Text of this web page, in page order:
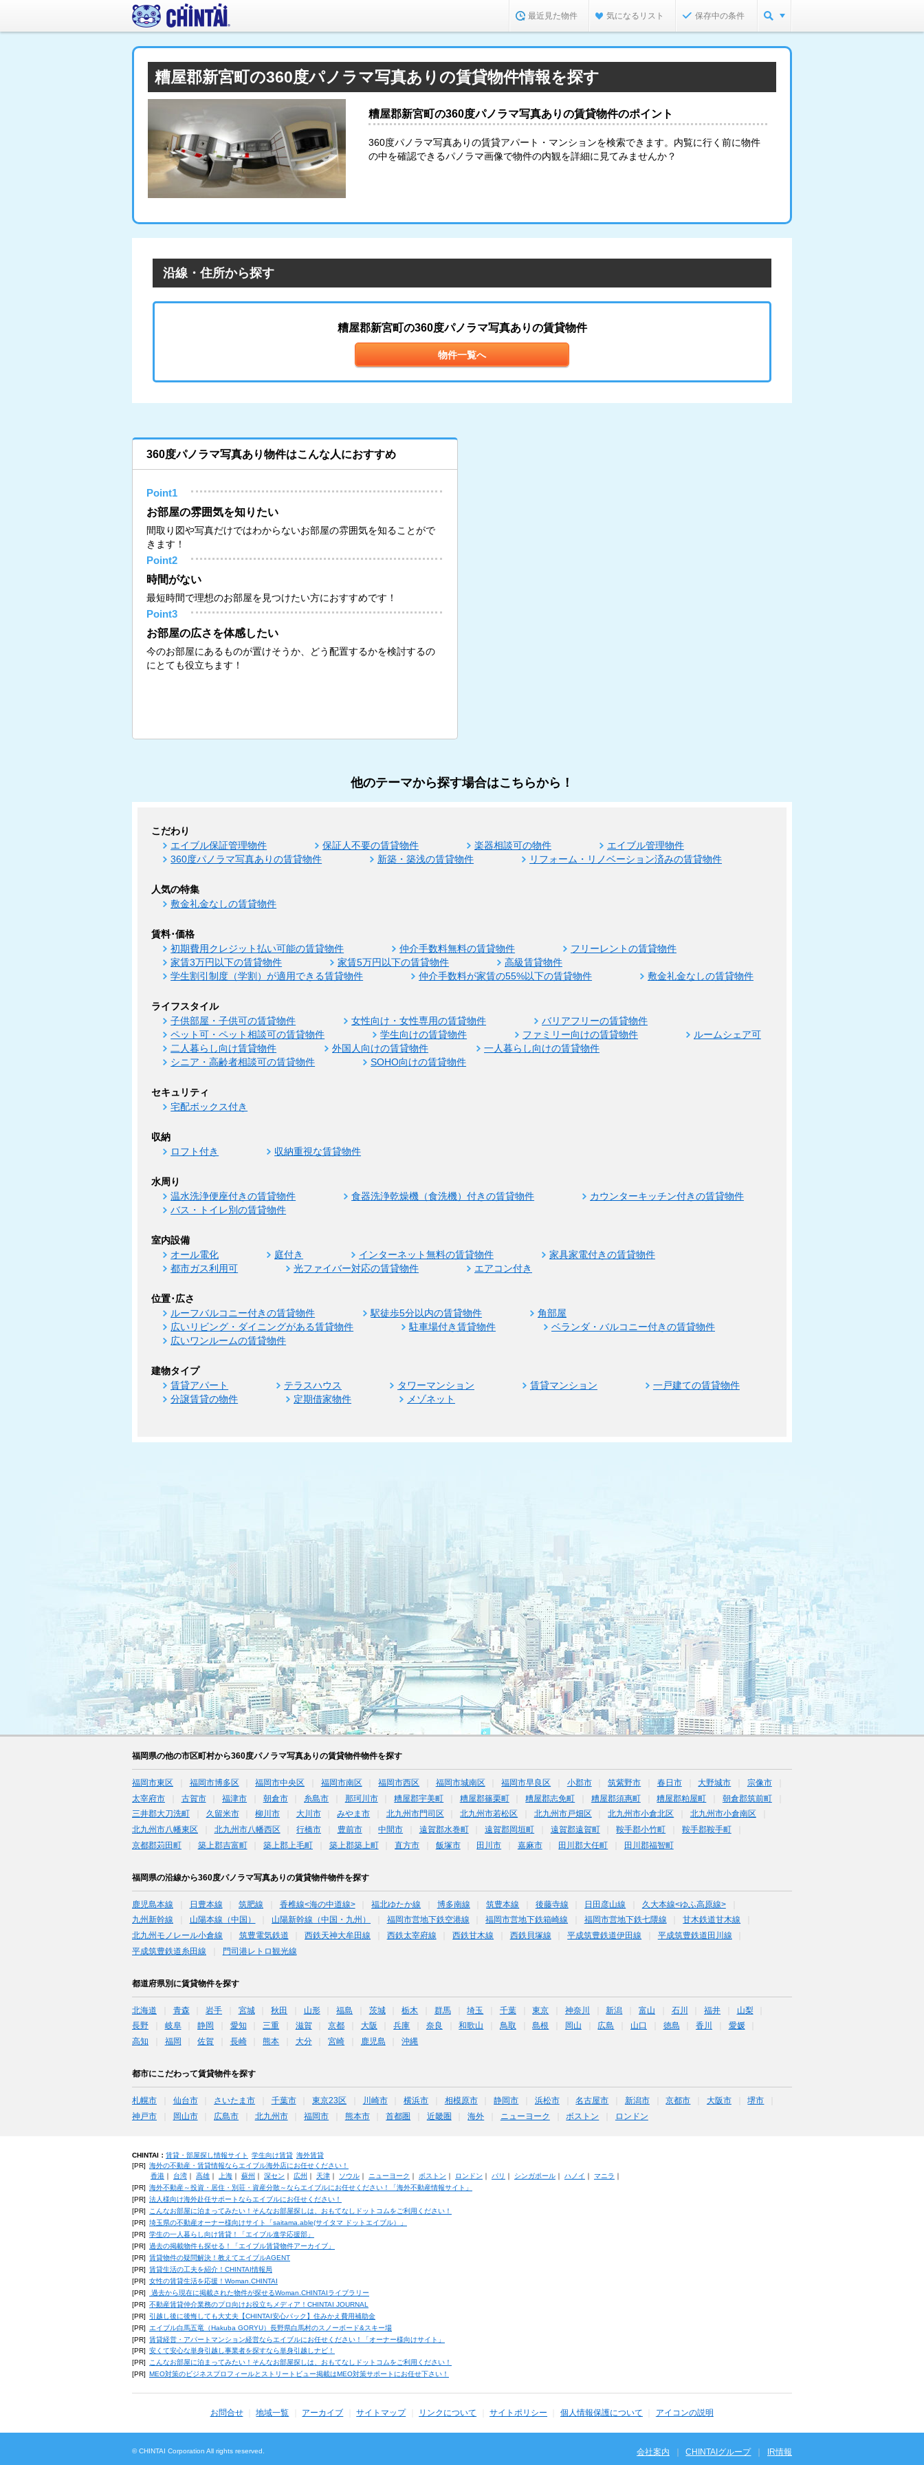
最近見た物件 気になるリスト 保存中の条件
糟屋郡新宮町の360度パノラマ写真ありの賃貸物件情報を探す
糟屋郡新宮町の360度パノラマ写真ありの賃貸物件のポイント
360度パノラマ写真ありの賃貸アパート・マンションを検索できます。内覧に行く前に物件
の中を確認できるパノラマ画像で物件の内観を詳細に見てみませんか？
沿線・住所から探す
糟屋郡新宮町の360度パノラマ写真ありの賃貸物件
物件一覧へ
360度パノラマ写真あり物件はこんな人におすすめ
Point1
お部屋の雰囲気を知りたい
間取り図や写真だけではわからないお部屋の雰囲気を知ることがで
きます！
Point2
時間がない
最短時間で理想のお部屋を見つけたい方におすすめです！
Point3
お部屋の広さを体感したい
今のお部屋にあるものが置けそうか、どう配置するかを検討するの
にとても役立ちます！
他のテーマから探す場合はこちらから！
こだわり
エイブル保証管理物件 保証人不要の賃貸物件 楽器相談可の物件
エイブル管理物件
360度パノラマ写真ありの賃貸物件
新築・築浅の賃貸物件 リフォーム・リノベーション済みの賃貸物件
人気の特集
敷金礼金なしの賃貸物件
賃料･価格
初期費用クレジット払い可能の賃貸物件 仲介手数料無料の賃貸物件
フリーレントの賃貸物件
家賃3万円以下の賃貸物件
家賃5万円以下の賃貸物件
高級賃貸物件
学生割引制度（学割）が適用できる賃貸物件
仲介手数料が家賃の55%以下の賃貸物件 敷金礼金なしの賃貸物件
ライフスタイル
子供部屋・子供可の賃貸物件 女性向け・女性専用の賃貸物件
バリアフリーの賃貸物件
ペット可・ペット相談可の賃貸物件
学生向けの賃貸物件 ファミリー向けの賃貸物件
ルームシェア可
二人暮らし向け賃貸物件
外国人向けの賃貸物件
一人暮らし向けの賃貸物件
シニア・高齢者相談可の賃貸物件
SOHO向けの賃貸物件
セキュリティ
宅配ボックス付き
収納
ロフト付き 収納重視な賃貸物件
水周り
温水洗浄便座付きの賃貸物件 食器洗浄乾燥機（食洗機）付きの賃貸物件
カウンターキッチン付きの賃貸物件
バス・トイレ別の賃貸物件
室内設備
オール電化 庭付き インターネット無料の賃貸物件
家具家電付きの賃貸物件
都市ガス利用可
光ファイバー対応の賃貸物件 エアコン付き
位置･広さ
ルーフバルコニー付きの賃貸物件 駅徒歩5分以内の賃貸物件
角部屋
広いリビング・ダイニングがある賃貸物件
駐車場付き賃貸物件
ベランダ・バルコニー付きの賃貸物件
広いワンルームの賃貸物件
建物タイプ
賃貸アパート テラスハウス タワーマンション 賃貸マンション
一戸建ての賃貸物件
分譲賃貸の物件
定期借家物件 メゾネット
福岡県の他の市区町村から360度パノラマ写真ありの賃貸物件物件を探す
福岡市東区 福岡市博多区 福岡市中央区 福岡市南区 福岡市西区 福岡市城南区 福岡市早良区 小郡市 筑紫野市 春日市 大野城市
宗像市
太宰府市
古賀市 福津市 朝倉市 糸島市 那珂川市 糟屋郡宇美町 糟屋郡篠栗町 糟屋郡志免町 糟屋郡須惠町 糟屋郡粕屋町
朝倉郡筑前町
三井郡大刀洗町
久留米市 柳川市 大川市 みやま市 北九州市門司区 北九州市若松区 北九州市戸畑区 北九州市小倉北区
北九州市小倉南区
北九州市八幡東区
北九州市八幡西区 行橋市 豊前市 中間市 遠賀郡水巻町 遠賀郡岡垣町 遠賀郡遠賀町 鞍手郡小竹町
鞍手郡鞍手町
京都郡苅田町
築上郡吉富町 築上郡上毛町 築上郡築上町 直方市 飯塚市 田川市 嘉麻市 田川郡大任町 田川郡福智町
福岡県の沿線から360度パノラマ写真ありの賃貸物件物件を探す
鹿児島本線 日豊本線 筑肥線 香椎線<海の中道線> 福北ゆたか線 博多南線 筑豊本線 後藤寺線 日田彦山線
久大本線<ゆふ高原線>
九州新幹線
山陽本線（中国） 山陽新幹線（中国・九州） 福岡市営地下鉄空港線 福岡市営地下鉄箱崎線 福岡市営地下鉄七隈線
甘木鉄道甘木線
北九州モノレール小倉線
筑豊電気鉄道 西鉄天神大牟田線 西鉄太宰府線 西鉄甘木線 西鉄貝塚線 平成筑豊鉄道伊田線
平成筑豊鉄道田川線
平成筑豊鉄道糸田線
門司港レトロ観光線
都道府県別に賃貸物件を探す
北海道 青森 岩手 宮城 秋田 山形 福島 茨城 栃木 群馬 埼玉 千葉 東京 神奈川 新潟 富山 石川 福井
山梨
長野
岐阜 静岡 愛知 三重 滋賀 京都 大阪 兵庫 奈良 和歌山 鳥取 島根 岡山 広島 山口 徳島 香川
愛媛
高知
福岡 佐賀 長崎 熊本 大分 宮崎 鹿児島 沖縄
都市にこだわって賃貸物件を探す
札幌市 仙台市 さいたま市 千葉市 東京23区 川崎市 横浜市 相模原市 静岡市 浜松市 名古屋市 新潟市 京都市 大阪市
堺市
神戸市
岡山市 広島市 北九州市 福岡市 熊本市 首都圏 近畿圏 海外 ニューヨーク ボストン ロンドン
CHINTAI： 賃貸・部屋探し情報サイト 学生向け賃貸 海外賃貸
[PR] 海外の不動産・賃貸情報ならエイブル海外店にお任せください！
香港｜ 台湾｜ 高雄｜ 上海｜ 蘇州 ｜ 深セン ｜ 広州 ｜ 天津｜ ソウル｜ ニューヨーク ｜ ボストン ｜ ロンドン ｜ パリ ｜ シンガポール｜ ハノイ ｜ マニラ ｜
[PR] 海外不動産～投資・居住・別荘・資産分散～ならエイブルにお任せください！「海外不動産情報サイト」
[PR] 法人様向け海外赴任サポートならエイブルにお任せください！
[PR]
こんなお部屋に泊まってみたい！そんなお部屋探しは、おもてなしドットコムをご利用ください！
[PR] 埼玉県の不動産オーナー様向けサイト「saitama.able(サイタマ ドットエイブル）」
[PR] 学生の一人暮らし向け賃貸！「エイブル進学応援部」
[PR] 過去の掲載物件も探せる！「エイブル賃貸物件アーカイブ」
[PR] 賃貸物件の疑問解決！教えてエイブルAGENT
[PR] 賃貸生活の工夫を紹介！CHINTAI情報局
[PR] 女性の賃貸生活を応援！Woman.CHINTAI
[PR]
過去から現在に掲載された物件が探せるWoman.CHINTAIライブラリー
[PR] 不動産賃貸仲介業務のプロ向けお役立ちメディア！CHINTAI JOURNAL
[PR]
引越し後に後悔しても大丈夫【CHINTAI安心パック】住みかえ費用補助金
[PR]
エイブル白馬五竜（Hakuba GORYU）長野県白馬村のスノーボード&スキー場
[PR] 賃貸経営・アパートマンション経営ならエイブルにお任せください！「オーナー様向けサイト」
[PR] 安くて安心な単身引越し事業者を探すなら単身引越しナビ！
[PR]
こんなお部屋に泊まってみたい！そんなお部屋探しは、おもてなしドットコムをご利用ください！
[PR]
MEO対策のビジネスプロフィールとストリートビュー掲載はMEO対策サポートにお任せ下さい！
お問合せ 地域一覧 アーカイブ サイトマップ リンクについて サイトポリシー 個人情報保護について アイコンの説明
会社案内 CHINTAIグループ IR情報
© CHINTAI Corporation All rights reserved.